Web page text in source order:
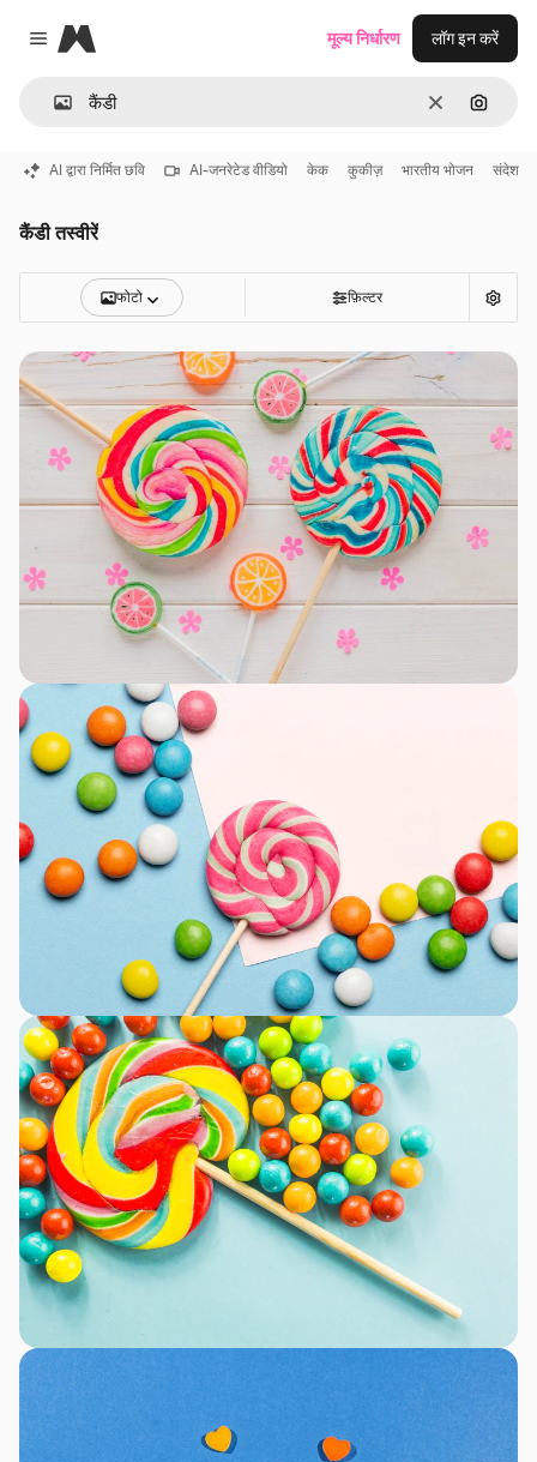
Close menu
Magnific
साफ़ इमेज से
मूल्य निर्धारण लॉग इन करें
AI द्वारा निर्मित छवि AI-जनरेटेड वीडियो केक कुकीज़ भारतीय भोजन संदेश
कैंडी तस्वीरें
फोटो फ़िल्टर